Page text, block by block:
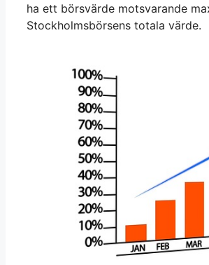
ha ett börsvärde motsvarande
Stockholmsbörsens totala värde.